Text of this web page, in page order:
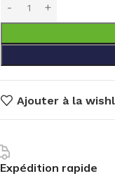
Ajouter à la
Expédition rapide